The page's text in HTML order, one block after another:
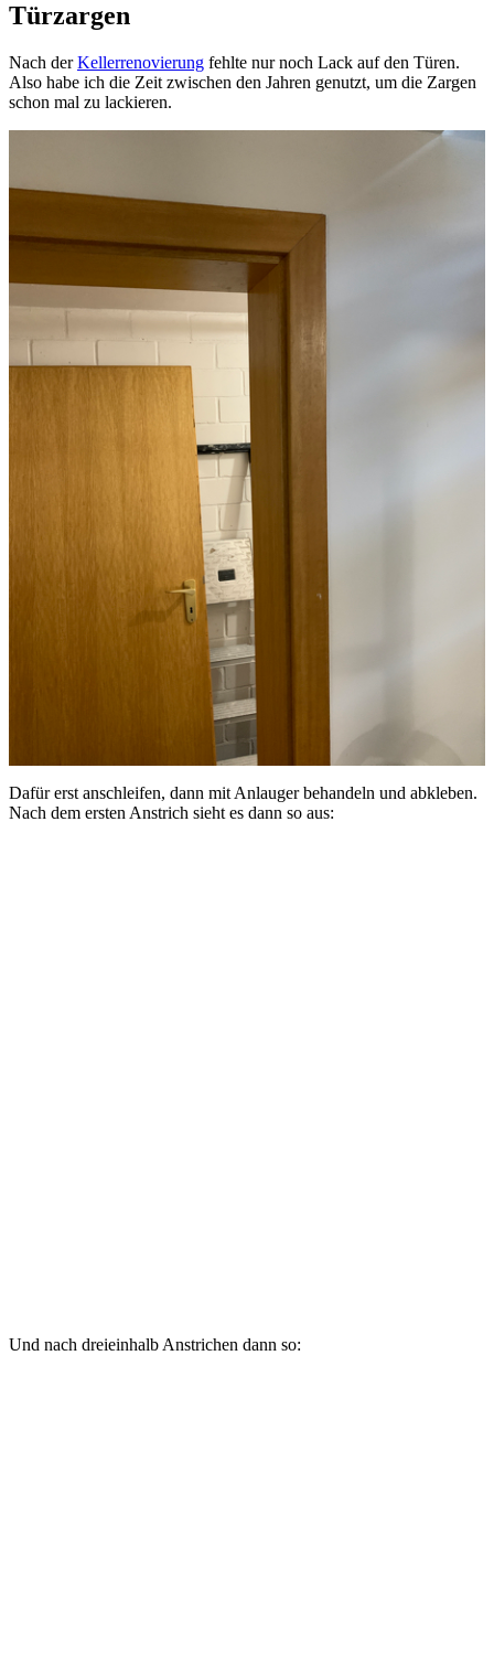
Türzargen
Nach derKellerrenovierung fehlte nur noch Lack auf den Türen.
Also habe ich die Zeit zwischen den Jahren genutzt, um die Zargen
schon mal zu lackieren.
Dafür erst anschleifen, dann mit Anlauger behandeln und abkleben.
Nach dem ersten Anstrich sieht es dann so aus:
Und nach dreieinhalb Anstrichen dann so: